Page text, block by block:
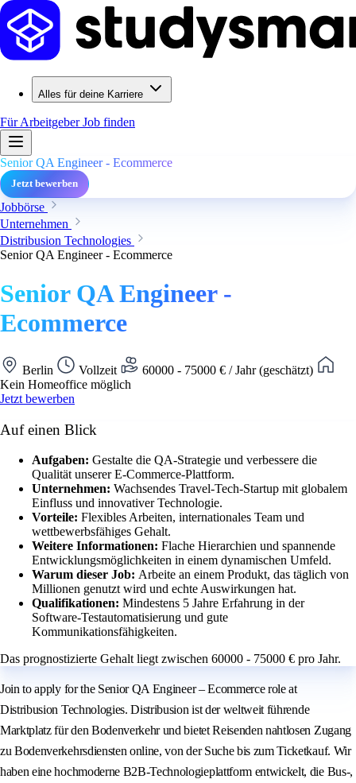
Alles für deine Karriere
Für ArbeitgeberJob finden
Senior QA Engineer - Ecommerce
Jetzt bewerben
Jobbörse
Unternehmen
Distribusion Technologies
Senior QA Engineer - Ecommerce
Senior QA Engineer -
Ecommerce
Berlin Vollzeit
60000 - 75000 € / Jahr (geschätzt)
Kein Homeoffice möglich
Jetzt bewerben
Auf einen Blick
Aufgaben: Gestalte die QA-Strategie und verbessere die
Qualität unserer E-Commerce-Plattform.
Unternehmen: Wachsendes Travel-Tech-Startup mit globalem
Einfluss und innovativer Technologie.
Vorteile: Flexibles Arbeiten, internationales Team und
wettbewerbsfähiges Gehalt.
Weitere Informationen: Flache Hierarchien und spannende
Entwicklungsmöglichkeiten in einem dynamischen Umfeld.
Warum dieser Job: Arbeite an einem Produkt, das täglich von
Millionen genutzt wird und echte Auswirkungen hat.
Qualifikationen: Mindestens 5 Jahre Erfahrung in der
Software-Testautomatisierung und gute
Kommunikationsfähigkeiten.
Das prognostizierte Gehalt liegt zwischen 60000 - 75000 € pro Jahr.
Join to apply for the Senior QA Engineer – Ecommerce role at
Distribusion Technologies. Distribusion ist der weltweit führende
Marktplatz für den Bodenverkehr und bietet Reisenden nahtlosen Zugang
zu Bodenverkehrsdiensten online, von der Suche bis zum Ticketkauf. Wir
haben eine hochmoderne B2B-Technologieplattform entwickelt, die Bus-,